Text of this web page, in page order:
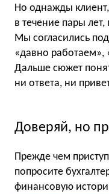
Но однажды
в течение пары лет,
Мы согласились
«давно
Дальше сюжет
ни ответа, ни
Доверяй, но
Прежде чем
попросите
финансовую